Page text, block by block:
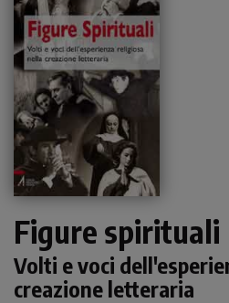
Figure spirituali
Volti e voci
creazione letteraria